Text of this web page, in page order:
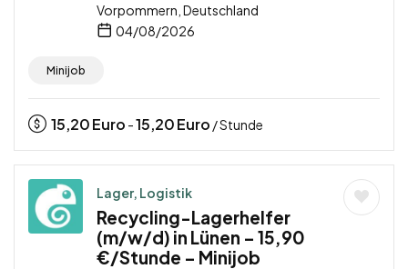
Vorpommern, Deutschland
04/08/2026
Minijob
15,20Euro -15,20Euro / Stunde
Lager, Logistik
Recycling-Lagerhelfer
(m/w/d) in Lünen – 15,90
€/Stunde – Minijob